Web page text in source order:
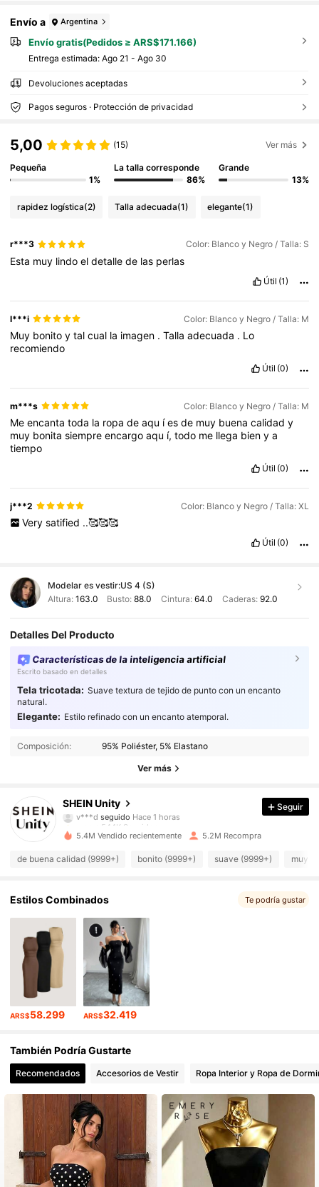
Envío a Argentina
Envío gratis(Pedidos ≥ ARS$171.166)
Entrega estimada: Ago 21 - Ago 30
Devoluciones aceptadas
Pagos seguros · Protección de privacidad
5,00 (15) Ver más
Pequeña
1%
La talla corresponde
86%
Grande
13%
rapidez logística(2) Talla adecuada(1) elegante(1)
r***3 Color: Blanco y Negro / Talla: S
Esta muy lindoeldetallede las perlas
Útil (1)
l***i Color: Blanco y Negro / Talla: M
Muy bonitoytalcual la imagen .Tallaadecuada . Lo
recomiendo
Útil (0)
m***s Color: Blanco y Negro / Talla: M
Meencantatoda la ropadeaqu íesde muy buenacalidady
muy bonitasiempreencargoaqu í,todo me llega bienya
tiempo
Útil (0)
j***2 Color: Blanco y Negro / Talla: XL
Very satified ..🥰🥰🥰
Útil (0)
Modelar es vestir:US 4 (S)
Altura: 163.0 Busto:88.0 Cintura: 64.0 Caderas: 92.0
Detalles Del Producto
Características de la inteligencia artificial
Escrito basado en detalles
Tela tricotada: Suave textura de tejido de punto con un encanto
natural.
Elegante: Estilo refinado con un encanto atemporal.
Composición: 95% Poliéster, 5% Elastano
Ver más
SHEIN Unity
4,89 544K Seguidores
544K Seguidores
4,89 544K Seguidores
4,89
4,89 544K Seguidores
544K Seguidores
4,89 544K Seguidores
4,89 544K Seguidores
4,89 544K Seguidores
Seguir
5.4M Vendido recientemente 5.2M Recompra
de buena calidad (9999+) bonito (9999+) suave (9999+) muy
Estilos Combinados Te podría gustar
ARS$58.299 ARS$32.419
También Podría Gustarte
Recomendados Accesorios de Vestir Ropa Interior y Ropa de